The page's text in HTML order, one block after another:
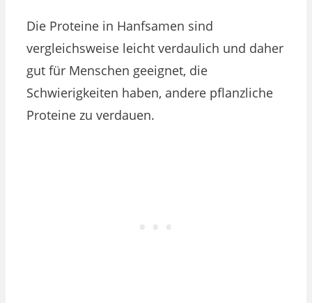
Die Proteine in Hanfsamen sind
vergleichsweise leicht verdaulich und daher
gut für Menschen geeignet, die
Schwierigkeiten haben, andere pflanzliche
Proteine zu verdauen.